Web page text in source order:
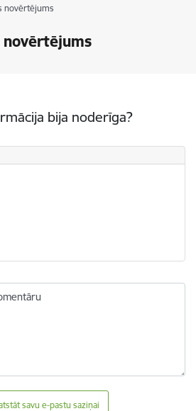
novērtējums
bija noderīga?
noderīga?
savu e-pastu saziņai